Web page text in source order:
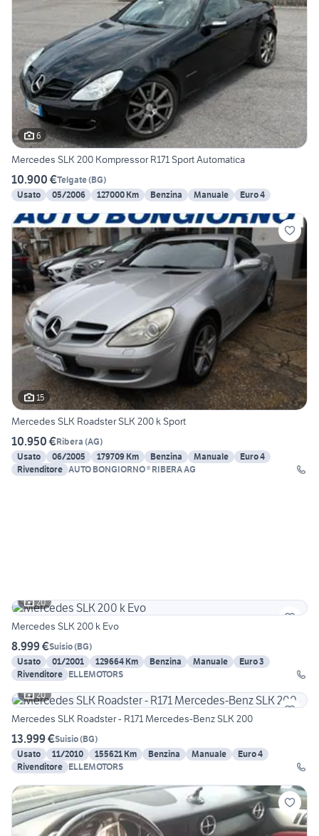
6
Mercedes SLK 200 Kompressor R171 Sport Automatica
10.900 €Telgate(BG)
Usato
05/2006 127000 Km Benzina Manuale Euro 4
15
Mercedes SLK Roadster SLK 200 k Sport
10.950 €Ribera (AG)
Usato
06/2005 179709 Km Benzina Manuale
Euro 4
Rivenditore AUTO BONGIORNO ® RIBERA AG
20
Mercedes SLK 200 k Evo
8.999 €Suisio(BG)
Usato
01/2001 129664 Km Benzina Manuale
Euro 3
Rivenditore ELLEMOTORS
20
Mercedes SLK Roadster - R171 Mercedes-Benz SLK 200
13.999 €Suisio(BG)
Usato
11/2010 155621 Km Benzina Manuale
Euro 4
Rivenditore ELLEMOTORS